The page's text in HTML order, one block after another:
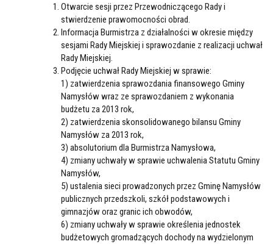
Otwarcie sesji przez Przewodniczącego Rady i
stwierdzenie prawomocności obrad.
Informacja Burmistrza z działalności w okresie między
sesjami Rady Miejskiej i sprawozdanie z realizacji uchwał
Rady Miejskiej.
Podjęcie uchwał Rady Miejskiej w sprawie:
1) zatwierdzenia sprawozdania finansowego Gminy
Namysłów wraz ze sprawozdaniem z wykonania
budżetu za 2013 rok,
2) zatwierdzenia skonsolidowanego bilansu Gminy
Namysłów za 2013 rok,
3) absolutorium dla Burmistrza Namysłowa,
4) zmiany uchwały w sprawie uchwalenia Statutu Gminy
Namysłów,
5) ustalenia sieci prowadzonych przez Gminę Namysłów
publicznych przedszkoli, szkół podstawowych i
gimnazjów oraz granic ich obwodów,
6) zmiany uchwały w sprawie określenia jednostek
budżetowych gromadzących dochody na wydzielonym